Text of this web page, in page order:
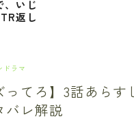
いじ
返し
ドラマ
ってろ】3話あらす
バレ解説